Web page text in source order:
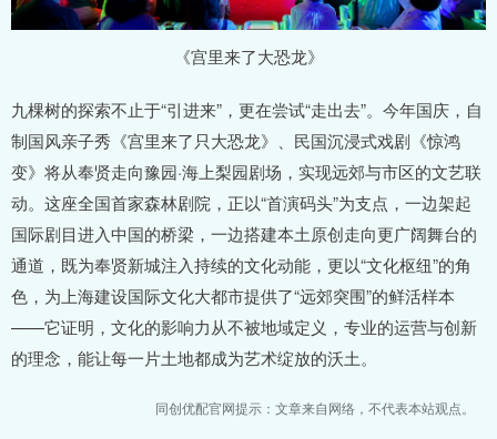
《宫里来了大恐龙》
九棵树的探索不止于“引进来”，更在尝试“走出去”。今年国庆，自
制国风亲子秀《宫里来了只大恐龙》、民国沉浸式戏剧《惊鸿
变》将从奉贤走向豫园·海上梨园剧场，实现远郊与市区的文艺联
动。这座全国首家森林剧院，正以“首演码头”为支点，一边架起
国际剧目进入中国的桥梁，一边搭建本土原创走向更广阔舞台的
通道，既为奉贤新城注入持续的文化动能，更以“文化枢纽”的角
色，为上海建设国际文化大都市提供了“远郊突围”的鲜活样本
——它证明，文化的影响力从不被地域定义，专业的运营与创新
的理念，能让每一片土地都成为艺术绽放的沃土。
同创优配官网提示：文章来自网络，不代表本站观点。